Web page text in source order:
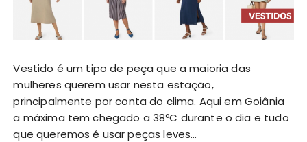
Vestido é um tipo de peça que a maioria das
mulheres querem usar nesta estação,
principalmente por conta do clima. Aqui em Goiânia
a máxima tem chegado a 38ºC durante o dia e tudo
que queremos é usar peças leves…